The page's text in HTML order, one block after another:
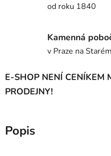
od roku 1840
Kamenná
v Praze na
E-SHOP NENÍ CENÍKEM
PRODEJNY!
Popis